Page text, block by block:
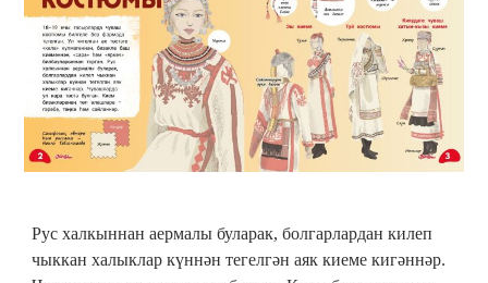
Рус халкыннан аермалы буларак, болгарлардан килеп
чыккан халыклар күннән тегелгән аяк киеме кигәннәр.